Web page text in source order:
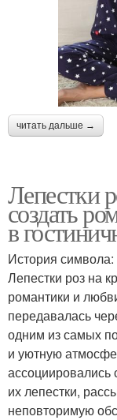
читать дальше →
Лепестки
создать
в
История
Лепестки роз на
романтики и
передавалась
одним из самых
и уютную
ассоциировались
их лепестки,
неповторимую